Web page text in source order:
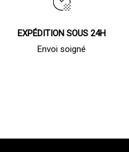
EXPÉDITION SOUS 24H
Envoi soigné